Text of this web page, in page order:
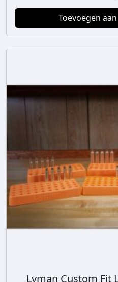
Toevoegen
Lyman Custom Fit